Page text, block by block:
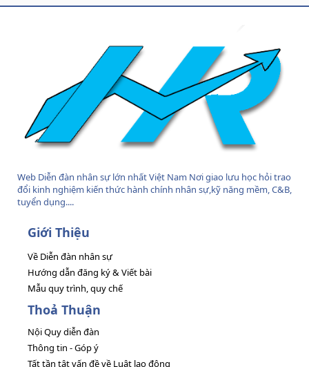
Web Diễn đàn nhân sự lớn nhất Việt Nam Nơi giao lưu học hỏi trao
đổi kinh nghiệm kiến thức hành chính nhân sự,kỹ năng mềm, C&B,
tuyển dụng....
Giới Thiệu
Về Diễn đàn nhân sự
Hướng dẫn đăng ký & Viết bài
Mẫu quy trình, quy chế
Thoả Thuận
Nội Quy diễn đàn
Thông tin - Góp ý
Tất tần tật vấn đề về Luật lao động